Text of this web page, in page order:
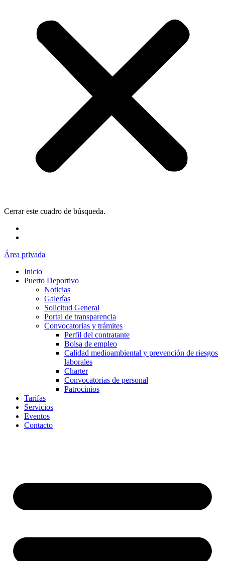
Cerrar este cuadro de búsqueda.
Área privada
Inicio
Puerto Deportivo
Noticias
Galerías
Solicitud General
Portal de transparencia
Convocatorias y trámites
Perfil del contratante
Bolsa de empleo
Calidad medioambiental y prevención de riesgos
laborales
Charter
Convocatorias de personal
Patrocinios
Tarifas
Servicios
Eventos
Contacto